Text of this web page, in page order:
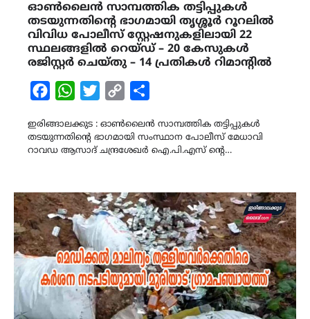
ഓൺലൈൻ സാമ്പത്തിക തട്ടിപ്പുകൾ
തടയുന്നതിന്റെ ഭാഗമായി തൃശ്ശൂർ റൂറലിൽ
വിവിധ പോലീസ് സ്റ്റേഷനുകളിലായി 22
സ്ഥലങ്ങളിൽ റെയ്ഡ് – 20 കേസുകൾ
രജിസ്റ്റർ ചെയ്തു – 14 പ്രതികൾ റിമാന്റിൽ
FacebookWhatsAppTwitterCopy
ഇരിങ്ങാലക്കുട : ഓൺലൈൻ സാമ്പത്തിക തട്ടിപ്പുകൾ
തടയുന്നതിന്റെ ഭാഗമായി സംസ്ഥാന പോലീസ് മേധാവി
റാവഡ ആസാദ് ചന്ദ്രശേഖർ ഐ.പി.എസ് ന്റെ…